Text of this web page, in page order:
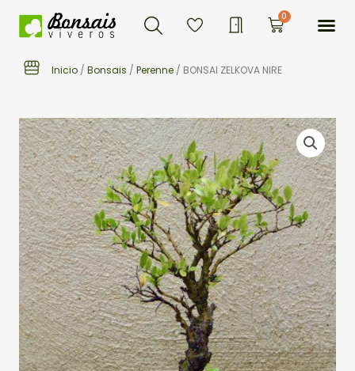
Buscar 0Carrito
Inicio / Bonsais / Perenne / BONSAI ZELKOVA NIRE